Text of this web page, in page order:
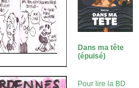
Dans ma tête
(épuisé)
Pour lire la BD